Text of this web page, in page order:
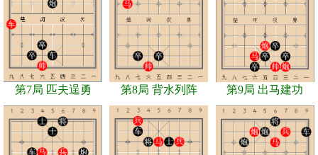
第7局 匹夫逞勇 第8局 背水列阵 第9局 出马建功